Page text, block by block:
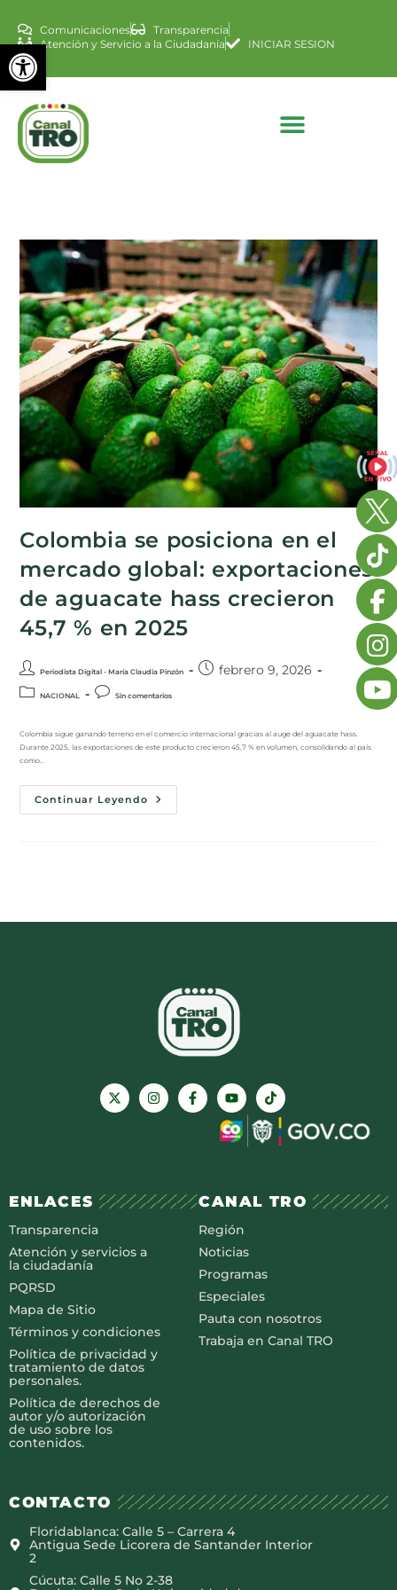
Abrir barra de
Comunicaciones
Transparencia
Atención y Servicio a la Ciudadanía
INICIAR SESION
Colombia se posiciona en el
mercado global: exportaciones
de aguacate hass crecieron
45,7 % en 2025
Periodista Digital - María Claudia Pinzón febrero 9, 2026
NACIONAL Sin comentarios
Colombia sigue ganando terreno en el comercio internacional gracias al auge del aguacate hass.
Durante 2025, las exportaciones de este producto crecieron 45,7 % en volumen, consolidando al país
como…
Continuar Leyendo
ENLACES
Transparencia
Atención y servicios a
la ciudadanía
PQRSD
Mapa de Sitio
Términos y condiciones
Política de privacidad y
tratamiento de datos
personales.
Política de derechos de
autor y/o autorización
de uso sobre los
contenidos.
CANAL TRO
Región
Noticias
Programas
Especiales
Pauta con nosotros
Trabaja en Canal TRO
CONTACTO
Floridablanca: Calle 5 – Carrera 4
Antigua Sede Licorera de Santander Interior
2
Cúcuta: Calle 5 No 2-38